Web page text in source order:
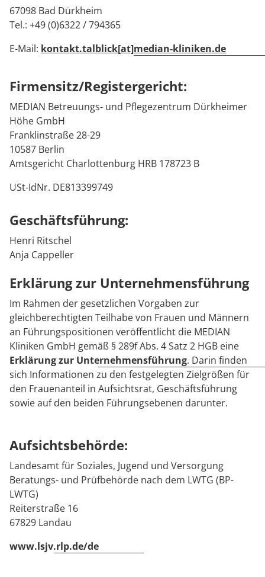
Kontakt
Kinder-und Jugendreha
Geriatrie
Gynäkologie
HTS & Cochlea
Long Covid
Pneumologie
Prävention
Qualität & Expertise
Energiepolitik
Kosten & Kostenträger
Reha Checkliste
Zuweiser
Über MEDIAN
Kooperationen
Blog
Karriere
67098 Bad Dürkheim
Tel.: +49 (0)6322 / 794365
E-Mail: kontakt.talblick[at]median-kliniken.de
Firmensitz/Registergericht:
MEDIAN Betreuungs- und Pflegezentrum Dürkheimer
Höhe GmbH
Franklinstraße 28-29
10587 Berlin
Amtsgericht Charlottenburg HRB 178723 B
USt-IdNr. DE813399749
Geschäftsführung:
Henri Ritschel
Anja Cappeller
Erklärung zur Unternehmensführung
Im Rahmen der gesetzlichen Vorgaben zur
gleichberechtigten Teilhabe von Frauen und Männern
an Führungspositionen veröffentlicht die MEDIAN
Kliniken GmbH gemäß § 289f Abs. 4 Satz 2 HGB eine
Erklärung zur Unternehmensführung. Darin finden
sich Informationen zu den festgelegten Zielgrößen für
den Frauenanteil in Aufsichtsrat, Geschäftsführung
sowie auf den beiden Führungsebenen darunter.
Aufsichtsbehörde:
Landesamt für Soziales, Jugend und Versorgung
Beratungs- und Prüfbehörde nach dem LWTG (BP-
LWTG)
Reiterstraße 16
67829 Landau
www.lsjv.rlp.de/de